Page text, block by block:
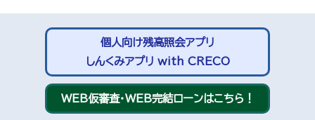
個人向け残高照会アプリ
しんくみアプリ with CRECO
WEB仮審査・WEB完結ローンはこちら！